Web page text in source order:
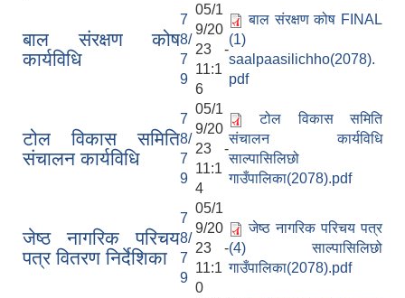
बाल संरक्षण कोष
कार्यविधि
7
8/
7
9
05/1
9/20
23 -
11:1
6
बाल संरक्षण कोष FINAL
(1)
saalpaasilichho(2078).
pdf
टोल विकास समिति
संचालन कार्यविधि
7
8/
7
9
05/1
9/20
23 -
11:1
4
टोल विकास समिति
संचालन कार्यविधि
साल्पासिलिछो
गाउँपालिका(2078).pdf
जेष्ठ नागरिक परिचय
पत्र वितरण निर्देशिका
7
8/
7
9
05/1
9/20
23 -
11:1
0
जेष्ठ नागरिक परिचय पत्र
(4) साल्पासिलिछो
गाउँपालिका(2078).pdf